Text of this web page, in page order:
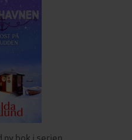
ny bok i serien